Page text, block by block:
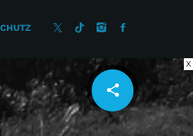
share
email
X